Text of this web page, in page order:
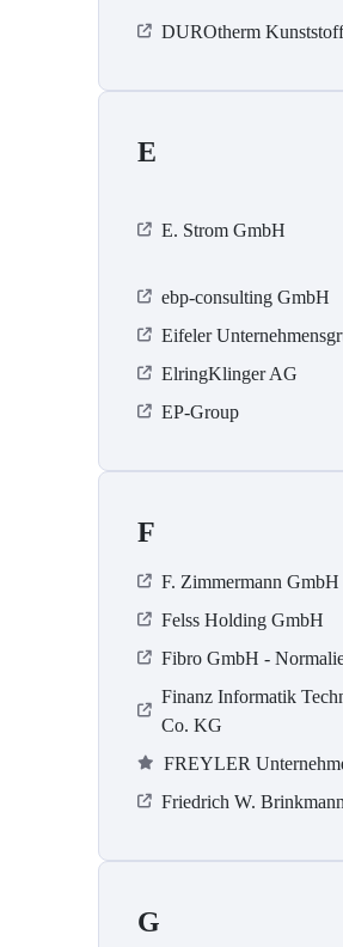
DUROtherm
E
E. Strom GmbH
ebp-consulting GmbH
Eifeler
ElringKlinger AG
EP-Group
F
F. Zimmermann GmbH
Felss Holding GmbH
Fibro GmbH -
Finanz Informatik
Co. KG
FREYLER
Friedrich W.
G